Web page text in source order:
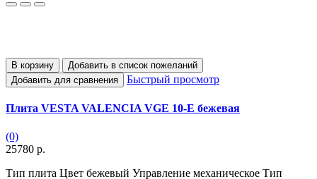
В корзину
Добавить в список пожеланий
Добавить для сравнения
Быстрый просмотр
Плита VESTA VALENCIA VGE 10-E бежевая
(0)
25780 р.
Тип плита Цвет бежевый Управление механическое Тип